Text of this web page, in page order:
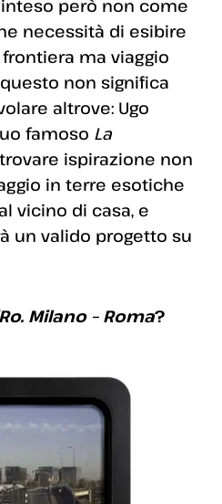
però non come
necessità di esibire
ma viaggio
questo non significa
altrove: Ugo
famoso La
ispirazione non
in terre esotiche
vicino di casa, e
un valido progetto su
Milano – Roma?